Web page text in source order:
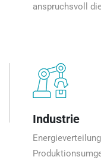
anspruchsvoll
Industrie